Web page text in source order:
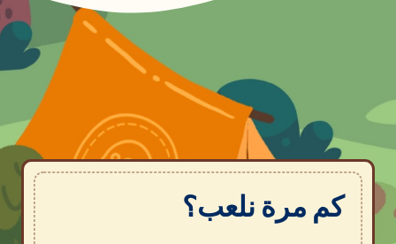
كم مرة نلعب؟